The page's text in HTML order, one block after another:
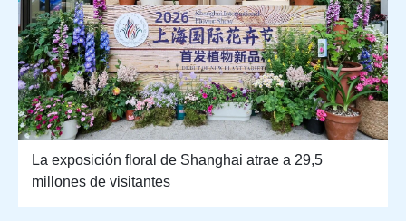
La exposición floral de Shanghai atrae a 29,5
millones de visitantes